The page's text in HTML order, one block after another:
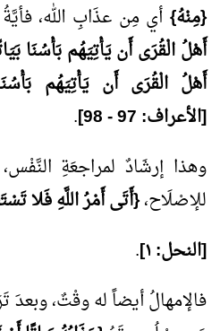
{مِنْهُ} أي مِن عذَابِ الله،
أَهْلُ الْقُرَى أَن يَأْتِيَهُم بَأْسُنَا
أَهْلُ الْقُرَى أَن يَأْتِيَهُم
[الأعراف:97
-
98
]
.
وهذا إرشَادٌ لمراجعَةِ
للإصْلَاح،{أَتَى أَمْرُ اللَّهِ فَلا
[النحل: ١] .
فالإمهالُ أيضاً له وقْتٌ،